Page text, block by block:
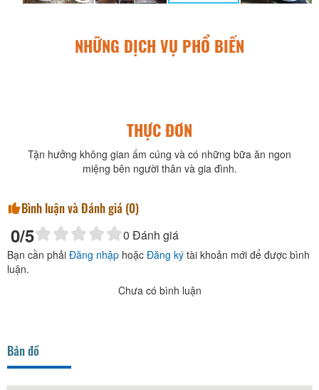
NHỮNG DỊCH VỤ PHỔ BIẾN
THỰC ĐƠN
Tận hưởng không gian ấm cúng và có những bữa ăn ngon
miệng bên người thân và gia đình.
Bình luận và Đánh giá (0)
0/5 0 Đánh giá
Bạn cần phải Đăng nhập hoặc Đăng ký tài khoản mới để được bình
luận.
Chưa có bình luận
Bản đồ